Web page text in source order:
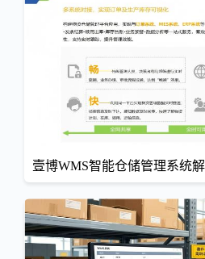
壹博WMS智能仓储管理系统